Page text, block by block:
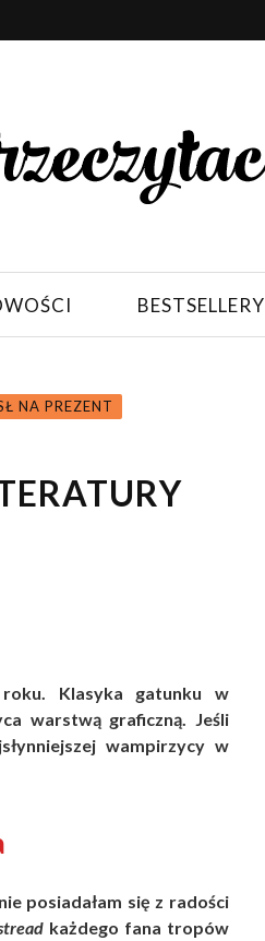
BESTSELLERY
NA PREZENT
Klasyka gatunku w
warstwą graficzną. Jeśli
wampirzycy w
nie posiadałam się z radości
każdego fana tropów